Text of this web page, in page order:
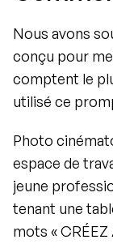
Nous avons
conçu pour
comptent le
utilisé ce
Photo
espace de
jeune
tenant une
mots « CRÉEZ